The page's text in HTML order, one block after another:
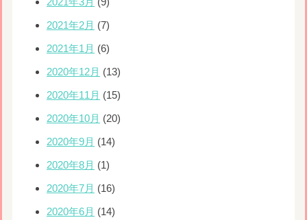
2021年2月 (7)
2021年1月 (6)
2020年12月 (13)
2020年11月 (15)
2020年10月 (20)
2020年9月 (14)
2020年8月 (1)
2020年7月 (16)
2020年6月 (14)